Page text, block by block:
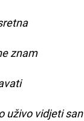
znam
uživo vidjeti san